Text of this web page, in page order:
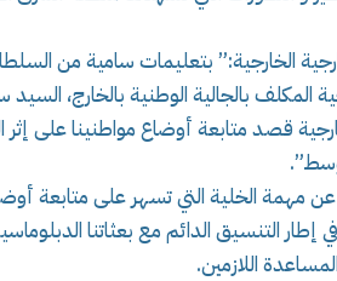
الخارجية:” بتعليمات سامية من
المكلف بالجالية الوطنية بالخارج،
قصد متابعة أوضاع مواطنينا على إثر
مهمة الخلية التي تسهر على متابعة
إطار التنسيق الدائم مع بعثاتنا
اللازمين.